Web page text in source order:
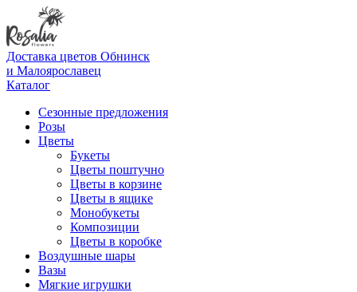
Доставка цветов Обнинск
и Малоярославец
Каталог
Сезонные предложения
Розы
Цветы
Букеты
Цветы поштучно
Цветы в корзине
Цветы в ящике
Монобукеты
Композиции
Цветы в коробке
Воздушные шары
Вазы
Мягкие игрушки